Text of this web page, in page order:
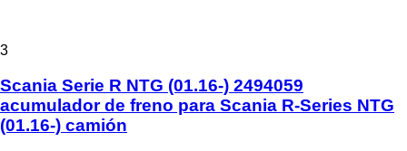
3
Scania Serie R NTG (01.16-) 2494059
acumulador de freno para Scania R-Series NTG
(01.16-) camión